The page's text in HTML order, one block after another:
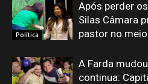
Política
Após perder
Silas Câmara
pastor no
A Farda
continua: